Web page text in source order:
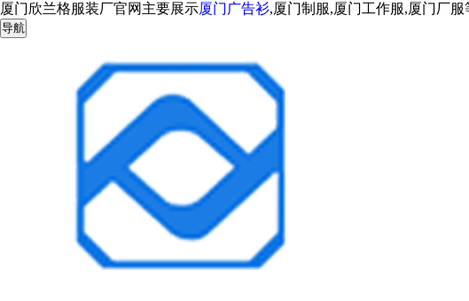
厦门欣兰格服装厂官网主要展示厦门广告衫,厦门制服,厦门工作服,厦门厂
导航